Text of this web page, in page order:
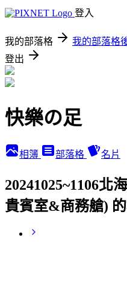
登入
我的部落格 我的部落格
登出
快樂の足
相簿 部落格 名片
20241025~1106北
貴賓室&商務艙)